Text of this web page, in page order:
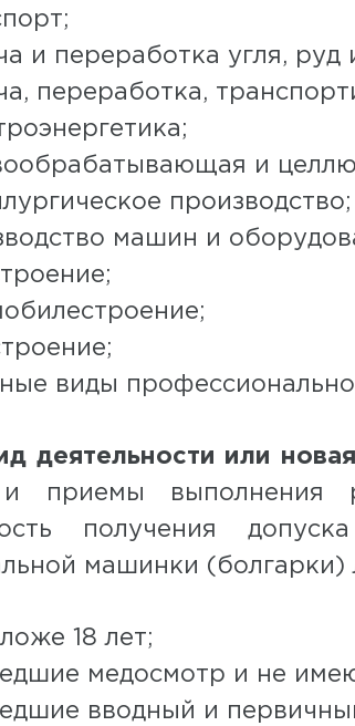
и переработка угля, руд
переработка,
и
производство;
машин и
виды
деятельности или
приемы выполнения
получения
машинки
18 лет;
медосмотр и не
вводный и